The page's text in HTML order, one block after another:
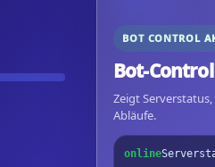
BOT CONTROL
Bot-
Zeigt
Abläufe.
online